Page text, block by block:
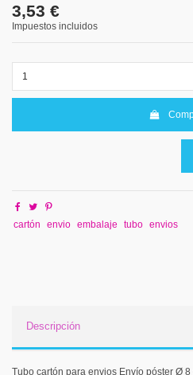
3,53 €
Impuestos incluidos
cartón envio embalaje tubo envios
Descripción
Tubo cartón para envios Envío póster Ø